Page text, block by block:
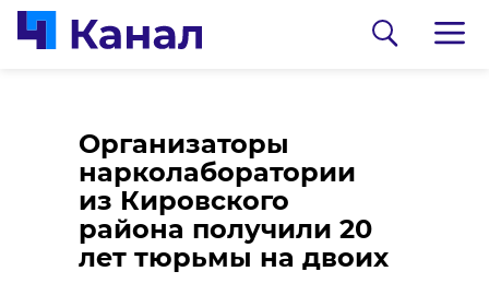
Организаторы
нарколаборатории
из Кировского
района получили 20
лет тюрьмы на двоих
Дорожники
завершили ремонт
подъезда к Красному
Селу
11 сентября 2025, 11:11
В Приморске
продолжается
восстановление
пострадавшего при
пожаре жилого дома